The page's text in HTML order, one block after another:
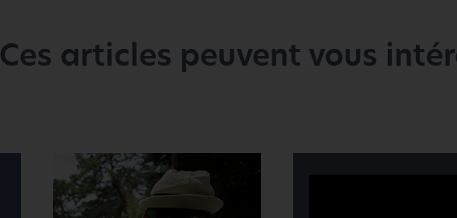
Ces articles peuvent vous